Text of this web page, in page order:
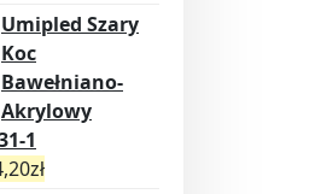
Umipled Szary
Koc
Bawełniano-
Akrylowy
1
zł